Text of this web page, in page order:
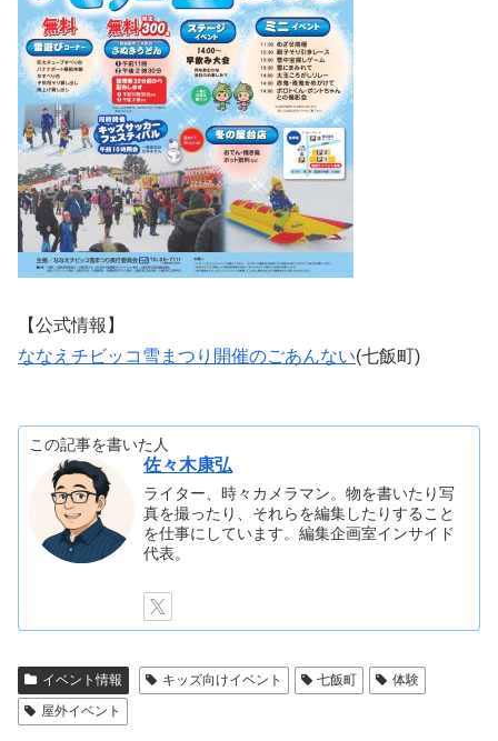
【公式情報】
ななえチビッコ雪まつり開催のごあんない(七飯町)
この記事を書いた人
佐々木康弘
ライター、時々カメラマン。物を書いたり写
真を撮ったり、それらを編集したりすること
を仕事にしています。編集企画室インサイド
代表。
イベント情報 キッズ向けイベント 七飯町
体験
屋外イベント